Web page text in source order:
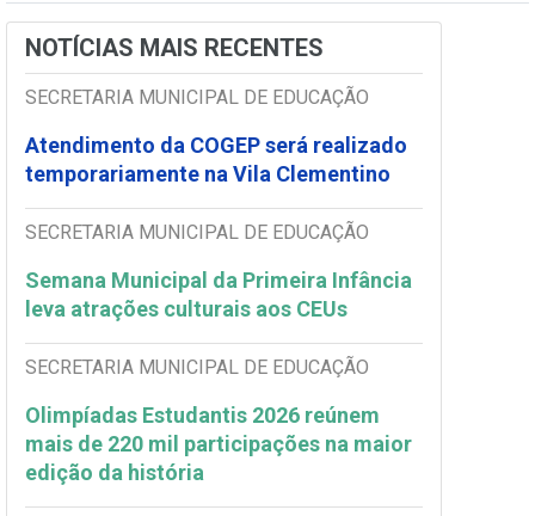
NOTÍCIAS MAIS RECENTES
SECRETARIA MUNICIPAL DE EDUCAÇÃO
Atendimento da COGEP será realizado
temporariamente na Vila Clementino
SECRETARIA MUNICIPAL DE EDUCAÇÃO
Semana Municipal da Primeira Infância
leva atrações culturais aos CEUs
SECRETARIA MUNICIPAL DE EDUCAÇÃO
Olimpíadas Estudantis 2026 reúnem
mais de 220 mil participações na maior
edição da história